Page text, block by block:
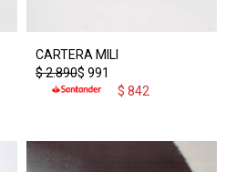
CARTERA MILI
$ 991
$2.890
$ 842